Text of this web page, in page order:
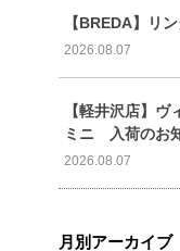
【BREDA】リ
2026.08.07
【軽井沢店】
ミニ 入荷のお
2026.08.07
月別アーカイブ